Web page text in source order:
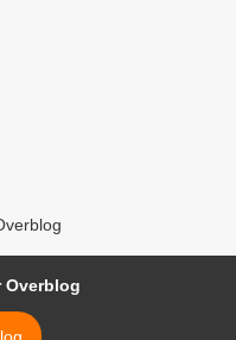
Overblog